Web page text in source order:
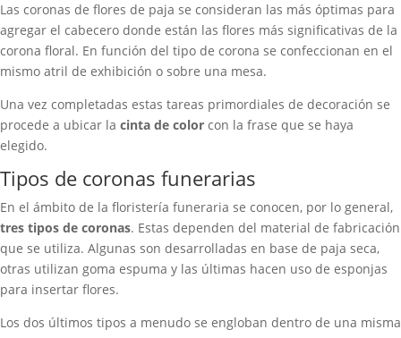
Las coronas de flores de paja se consideran las más óptimas para
agregar el cabecero donde están las flores más significativas de la
corona floral. En función del tipo de corona se confeccionan en el
mismo atril de exhibición o sobre una mesa.
Una vez completadas estas tareas primordiales de decoración se
procede a ubicar la cinta de color con la frase que se haya
elegido.
Tipos de coronas funerarias
En el ámbito de la floristería funeraria se conocen, por lo general,
tres tipos de coronas. Estas dependen del material de fabricación
que se utiliza. Algunas son desarrolladas en base de paja seca,
otras utilizan goma espuma y las últimas hacen uso de esponjas
para insertar flores.
Los dos últimos tipos a menudo se engloban dentro de una misma